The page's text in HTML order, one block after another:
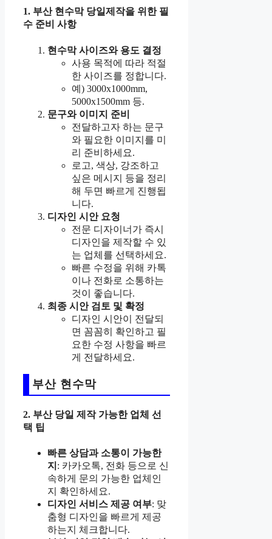
1. 부산 현수막 당일제작을 위한 필
수 준비 사항
현수막 사이즈와 용도 결정
사용 목적에 따라 적절
한 사이즈를 정합니다.
예) 3000x1000mm,
5000x1500mm 등.
문구와 이미지 준비
전달하고자 하는 문구
와 필요한 이미지를 미
리 준비하세요.
로고, 색상, 강조하고
싶은 메시지 등을 정리
해 두면 빠르게 진행됩
니다.
디자인 시안 요청
전문 디자이너가 즉시
디자인을 제작할 수 있
는 업체를 선택하세요.
빠른 수정을 위해 카톡
이나 전화로 소통하는
것이 좋습니다.
최종 시안 검토 및 확정
디자인 시안이 전달되
면 꼼꼼히 확인하고 필
요한 수정 사항을 빠르
게 전달하세요.
부산 현수막
2. 부산 당일 제작 가능한 업체 선
택 팁
빠른 상담과 소통이 가능한
지 : 카카오톡, 전화 등으로 신
속하게 문의 가능한 업체인
지 확인하세요.
디자인 서비스 제공 여부: 맞
춤형 디자인을 빠르게 제공
하는지 체크합니다.